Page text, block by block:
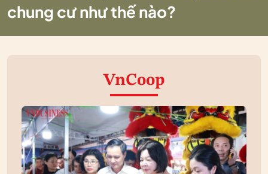
chung cư như thế nào?
VnCoop